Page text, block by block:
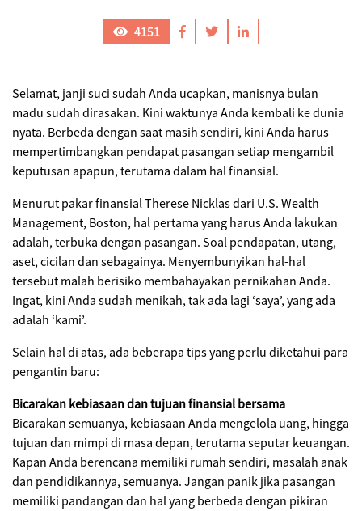
4151
Selamat, janji suci sudah Anda ucapkan, manisnya bulan
madu sudah dirasakan. Kini waktunya Anda kembali ke dunia
nyata. Berbeda dengan saat masih sendiri, kini Anda harus
mempertimbangkan pendapat pasangan setiap mengambil
keputusan apapun, terutama dalam hal finansial.
Menurut pakar finansial Therese Nicklas dari U.S. Wealth
Management, Boston, hal pertama yang harus Anda lakukan
adalah, terbuka dengan pasangan. Soal pendapatan, utang,
aset, cicilan dan sebagainya. Menyembunyikan hal-hal
tersebut malah berisiko membahayakan pernikahan Anda.
Ingat, kini Anda sudah menikah, tak ada lagi ‘saya’, yang ada
adalah ‘kami’.
Selain hal di atas, ada beberapa tips yang perlu diketahui para
pengantin baru:
Bicarakan kebiasaan dan tujuan finansial bersama
Bicarakan semuanya, kebiasaan Anda mengelola uang, hingga
tujuan dan mimpi di masa depan, terutama seputar keuangan.
Kapan Anda berencana memiliki rumah sendiri, masalah anak
dan pendidikannya, semuanya. Jangan panik jika pasangan
memiliki pandangan dan hal yang berbeda dengan pikiran